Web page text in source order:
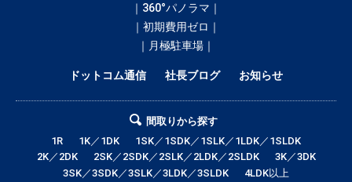
｜360°パノラマ｜
｜初期費用ゼロ｜
｜月極駐車場｜
ドットコム通信 社長ブログ お知らせ
間取りから探す
1R
1K／1DK
1SK／1SDK／1SLK／1LDK／1SLDK
2K／2DK
2SK／2SDK／2SLK／2LDK／2SLDK
3K／3DK
3SK／3SDK／3SLK／3LDK／3SLDK
4LDK以上